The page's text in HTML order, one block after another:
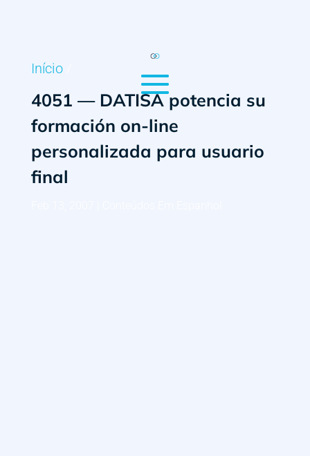
Início
4051 — DATISA potencia su
formación on-line
personalizada para usuario
final